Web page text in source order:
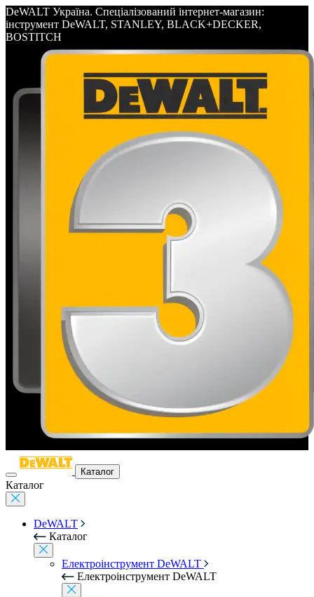
DeWALT Україна. Спеціалізований інтернет-магазин:
інструмент DeWALT, STANLEY, BLACK+DECKER,
BOSTITCH
Каталог
Каталог
DeWALT
Каталог
Електроінструмент DeWALT
Електроінструмент DeWALT